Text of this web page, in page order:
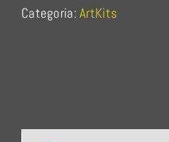
Categoria:ArtKits